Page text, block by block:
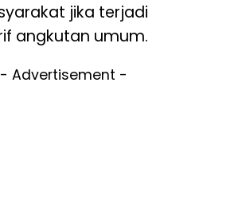
jika terjadi
angkutan umum.
- Advertisement -